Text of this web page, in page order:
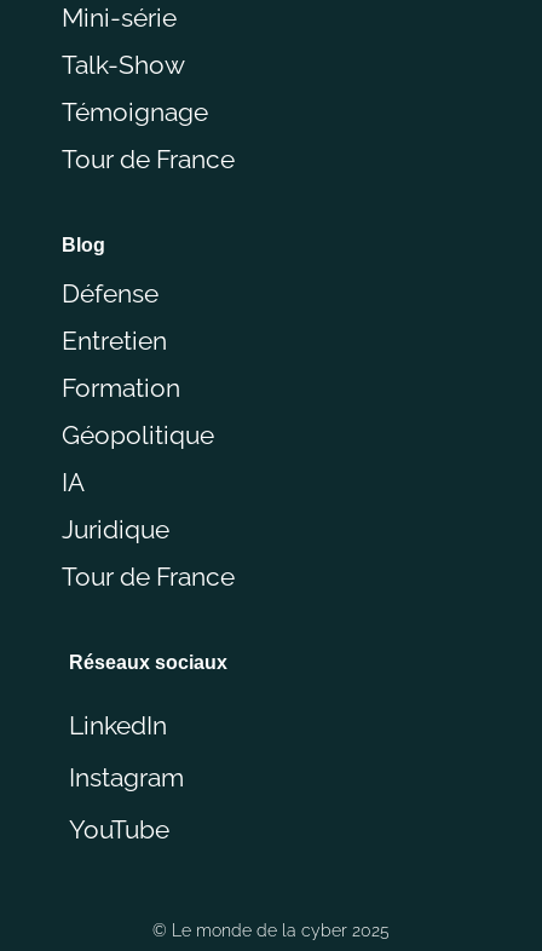
Mini-série
Talk-Show
Témoignage
Tour de France
Blog
Défense
Entretien
Formation
Géopolitique
IA
Juridique
Tour de France
Réseaux sociaux
LinkedIn
Instagram
YouTube
© Le monde de la cyber 2025